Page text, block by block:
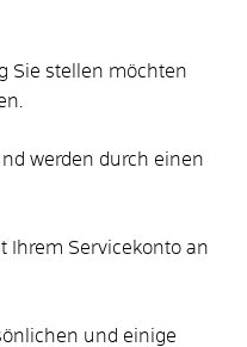
Sie stellen möchten
werden durch einen
Ihrem Servicekonto an
und einige